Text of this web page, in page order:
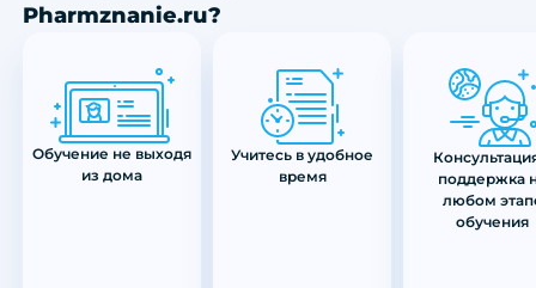
Pharmznanie.ru?
Обучение не выходя
из дома
Учитесь в удобное
время
поддержка
любом
обучения